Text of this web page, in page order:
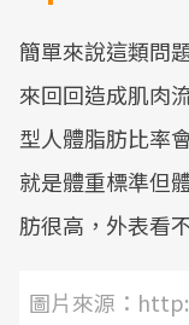
簡單來說這類問
來回回造成肌肉
型人體脂肪比率
就是體重標準但
肪很高，外表看
圖片來源：